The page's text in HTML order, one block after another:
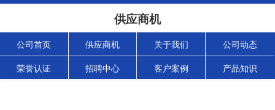
供应商机
公司首页 供应商机 关于我们 公司动态
荣誉认证 招聘中心 客户案例 产品知识